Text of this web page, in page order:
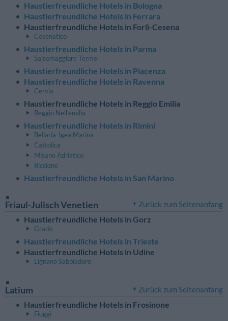
Haustierfreundliche Hotels in Bologna
Haustierfreundliche Hotels in Ferrara
Haustierfreundliche Hotels in Forlì-Cesena
Cesenatico
Haustierfreundliche Hotels in Parma
Salsomaggiore Terme
Haustierfreundliche Hotels in Piacenza
Haustierfreundliche Hotels in Ravenna
Cervia
Haustierfreundliche Hotels in Reggio Emilia
Reggio Nell'emilia
Haustierfreundliche Hotels in Rimini
Bellaria-Igea Marina
Cattolica
Misano Adriatico
Riccione
Haustierfreundliche Hotels in San Marino
Friaul-Julisch Venetien Zurück zum Seitenanfang
Haustierfreundliche Hotels in Gorz
Grado
Haustierfreundliche Hotels in Trieste
Haustierfreundliche Hotels in Udine
Lignano Sabbiadoro
Latium Zurück zum Seitenanfang
Haustierfreundliche Hotels in Frosinone
Fiuggi